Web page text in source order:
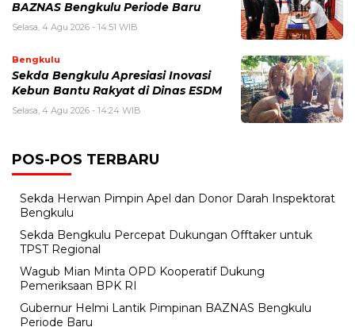
BAZNAS Bengkulu Periode Baru
Selasa, 4 Agu 2026 - 14:51 WIB
Bengkulu
Sekda Bengkulu Apresiasi Inovasi
Kebun Bantu Rakyat di Dinas ESDM
Selasa, 4 Agu 2026 - 14:24 WIB
POS-POS TERBARU
Sekda Herwan Pimpin Apel dan Donor Darah Inspektorat
Bengkulu
Sekda Bengkulu Percepat Dukungan Offtaker untuk
TPST Regional
Wagub Mian Minta OPD Kooperatif Dukung
Pemeriksaan BPK RI
Gubernur Helmi Lantik Pimpinan BAZNAS Bengkulu
Periode Baru